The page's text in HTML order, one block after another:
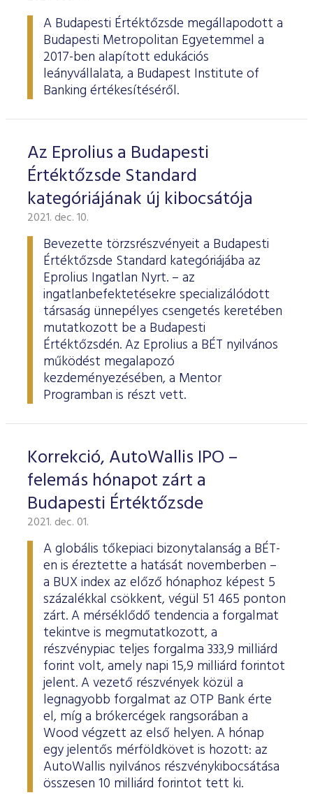
ESG Útmutató
A Budapesti Értéktőzsde megállapodott a
Budapesti Metropolitan Egyetemmel a
2017-ben alapított edukációs
leányvállalata, a Budapest Institute of
Banking értékesítéséről.
Az Eprolius a Budapesti
Értéktőzsde Standard
kategóriájának új kibocsátója
2021. dec. 10.
Bevezette törzsrészvényeit a Budapesti
Értéktőzsde Standard kategóriájába az
Eprolius Ingatlan Nyrt. – az
ingatlanbefektetésekre specializálódott
társaság ünnepélyes csengetés keretében
mutatkozott be a Budapesti
Értéktőzsdén. Az Eprolius a BÉT nyilvános
működést megalapozó
kezdeményezésében, a Mentor
Programban is részt vett.
Korrekció, AutoWallis IPO –
felemás hónapot zárt a
Budapesti Értéktőzsde
2021. dec. 01.
A globális tőkepiaci bizonytalanság a BÉT-
en is éreztette a hatását novemberben –
a BUX index az előző hónaphoz képest 5
százalékkal csökkent, végül 51 465 ponton
zárt. A mérséklődő tendencia a forgalmat
tekintve is megmutatkozott, a
részvénypiac teljes forgalma 333,9 milliárd
forint volt, amely napi 15,9 milliárd forintot
jelent. A vezető részvények közül a
legnagyobb forgalmat az OTP Bank érte
el, míg a brókercégek rangsorában a
Wood végzett az első helyen. A hónap
egy jelentős mérföldkövet is hozott: az
AutoWallis nyilvános részvénykibocsátása
összesen 10 milliárd forintot tett ki.